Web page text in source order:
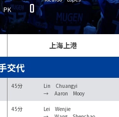
PK 0
上海上港
交代
45分
Lin Chuangyi
→
Aaron Mooy
45分
Lei Wenjie